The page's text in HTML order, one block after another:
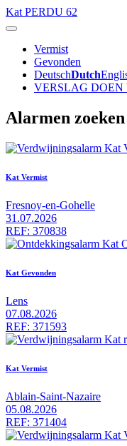
Kat PERDU 62
Vermist
Gevonden
DeutschDutch
VERSLAG DOEN
Alarmen
Kat Vermist
Fresnoy-en-Gohelle
31.07.2026
REF: 370838
Kat Gevonden
Lens
07.08.2026
REF: 371593
Kat Vermist
Ablain-Saint-Nazaire
05.08.2026
REF: 371404